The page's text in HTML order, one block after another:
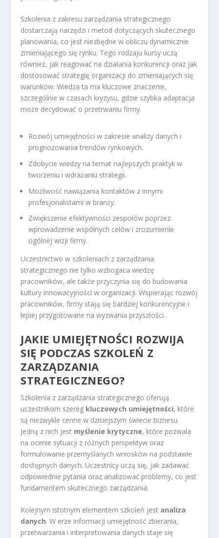
Szkolenia z zakresu zarządzania strategicznego
dostarczają narzędzi i metod dotyczących skutecznego
planowania, co jest niezbędne w obliczu dynamicznie
zmieniającego się rynku. Tego rodzaju kursy uczą
również, jak reagować na działania konkurencji oraz jak
dostosować strategię organizacji do zmieniających się
warunków. Wiedza ta ma kluczowe znaczenie,
szczególnie w czasach kryzysu, gdzie szybka adaptacja
może decydować o przetrwaniu firmy.
Rozwój umiejętności w zakresie analizy danych i
prognozowania trendów rynkowych.
Zdobycie wiedzy na temat najlepszych praktyk w
tworzeniu i wdrażaniu strategii.
Możliwość nawiązania kontaktów z innymi
profesjonalistami w branży.
Zwiększenie efektywności zespołów poprzez
wprowadzenie wspólnych celów i zrozumienie
ogólnej wizji firmy.
Uczestnictwo w szkoleniach z zarządzania
strategicznego nie tylko wzbogaca wiedzę
pracowników, ale także przyczynia się do budowania
kultury innowacyjności w organizacji. Wspierając rozwój
pracowników, firmy stają się bardziej konkurencyjne i
lepiej przygotowane na wyzwania przyszłości.
JAKIE UMIEJĘTNOŚCI ROZWIJA
SIĘ PODCZAS SZKOLEŃ Z
ZARZĄDZANIA
STRATEGICZNEGO?
Szkolenia z zarządzania strategicznego oferują
uczestnikom szereg kluczowych umiejętności, które
są niezwykle cenne w dzisiejszym świecie biznesu.
Jedną z nich jest myślenie krytyczne, które pozwala
na ocenie sytuacji z różnych perspektyw oraz
formułowanie przemyślanych wniosków na podstawie
dostępnych danych. Uczestnicy uczą się, jak zadawać
odpowiednie pytania oraz analizować problemy, co jest
fundamentem skutecznego zarządzania.
Kolejnym istotnym elementem szkoleń jest analiza
danych. W erze informacji umiejętność zbierania,
przetwarzania i interpretowania danych staje się